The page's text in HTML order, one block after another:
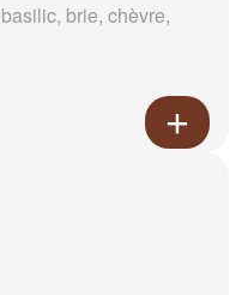
brie, chèvre,